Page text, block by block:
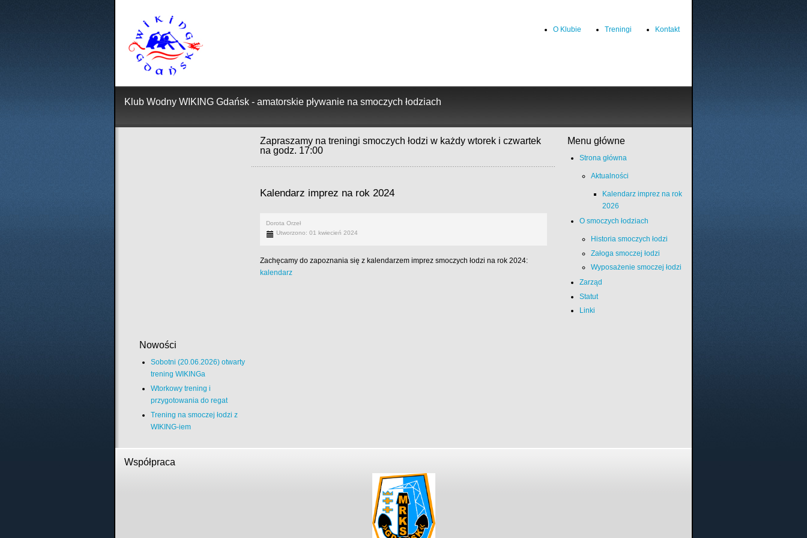
O Klubie Treningi Kontakt
Klub Wodny WIKING Gdańsk - amatorskie pływanie na smoczych łodziach
Zapraszamy na treningi smoczych łodzi w każdy wtorek i czwartek
na godz. 17:00
Kalendarz imprez na rok 2024
Dorota Orzeł
Utworzono: 01 kwiecień 2024
Zachęcamy do zapoznania się z kalendarzem imprez smoczych łodzi na rok 2024:
kalendarz
Menu główne
Strona główna
Aktualności
Kalendarz imprez na rok
2026
O smoczych łodziach
Historia smoczych łodzi
Załoga smoczej łodzi
Wyposażenie smoczej łodzi
Zarząd
Statut
Linki
Nowości
Sobotni (20.06.2026) otwarty
trening WIKINGa
Wtorkowy trening i
przygotowania do regat
Trening na smoczej łodzi z
WIKING-iem
Współpraca